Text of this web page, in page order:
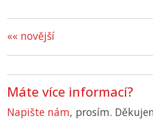
«« novější
Máte více informací?
Napište nám, prosím.